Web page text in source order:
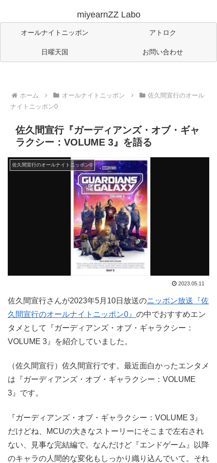
miyearnZZ Labo
オールナイトニッポン アトロク
日曜天国 お問い合わせ
ホーム オールナイトニッポン
佐久間宣行のオール
ナイトニッポン0
佐久間宣行『ガーディアンズ・オブ・ギャ
ラクシー：VOLUME 3』を語る
佐久間宣行のオールナイトニッポン0
2023.05.11
佐久間宣行さんが2023年5月10日放送のニッポン放送『佐
久間宣行のオールナイトニッポン0』 の中でおすすめエン
タメとして『ガーディアンズ・オブ・ギャラクシー：
VOLUME 3』を紹介していました。
（佐久間宣行）佐久間宣行です。最近面白かったエンタメ
は『ガーディアンズ・オブ・ギャラクシー：VOLUME
3』です。
『ガーディアンズ・オブ・ギャラクシー：VOLUME 3』
だけどね、MCUの大きなストーリーにそこまで左右され
ない、見事な完結編で。なんだけど『エンドゲーム』以降
のキャラの人間的な変化もしっかり織り込んでいて。それ